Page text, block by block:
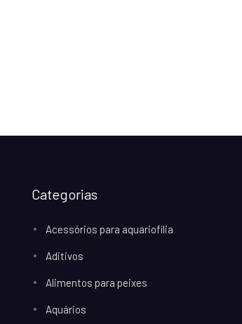
Categorias
Acessórios para aquariofilia
Aditivos
Alimentos para peixes
Aquários